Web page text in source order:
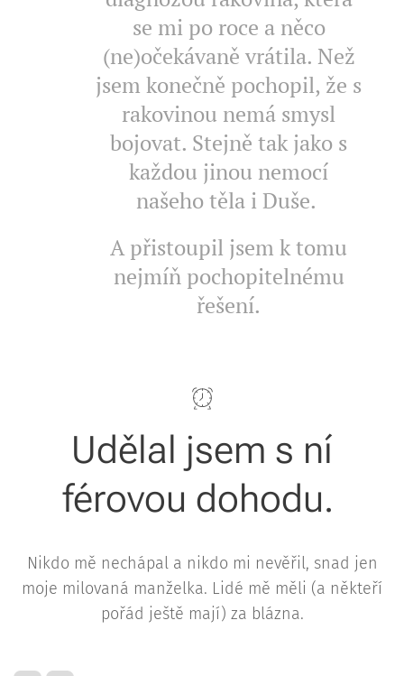
se mi po roce a něco
(ne)očekávaně vrátila. Než
jsem konečně pochopil, že s
rakovinou nemá smysl
bojovat. Stejně tak jako s
každou jinou nemocí
našeho těla i Duše.
A přistoupil jsem k tomu
nejmíň pochopitelnému
řešení.
Udělal jsem s ní
férovou dohodu.
Nikdo mě nechápal a nikdo mi nevěřil, snad jen
moje milovaná manželka. Lidé mě měli (a někteří
pořád ještě mají) za blázna.